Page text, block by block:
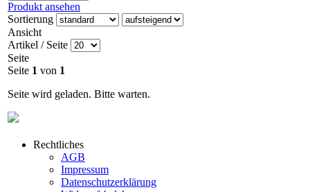
Produkt ansehen
Sortierung
Ansicht
Artikel / Seite
Seite
Seite 1 von 1
Seite wird geladen. Bitte warten.
Rechtliches
AGB
Impressum
Datenschutzerklärung